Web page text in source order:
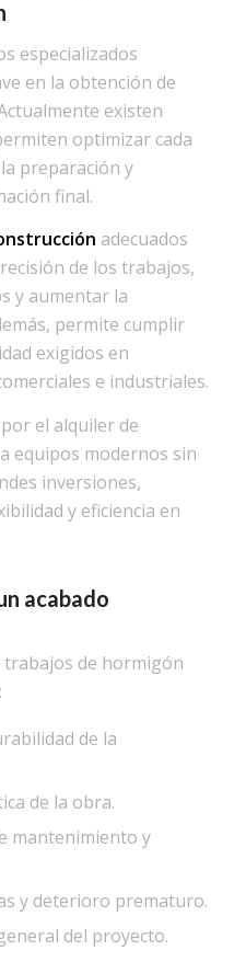
especializados
en la obtención de
existen
optimizar cada
preparación y
final.
adecuados
de los trabajos,
y aumentar la
permite cumplir
exigidos en
e industriales.
el alquiler de
equipos modernos sin
inversiones,
y eficiencia en
acabado
trabajos de hormigón
de la
de la obra.
mantenimiento y
y deterioro prematuro.
del proyecto.